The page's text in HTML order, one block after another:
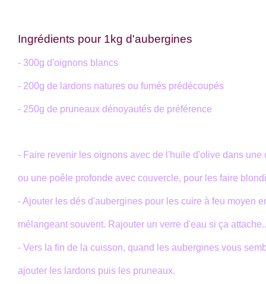
Ingrédients pour 1kg d'aubergines
- 300g d'oignons blancs
- 200g de lardons natures ou fumés prédécoupés
- 250g de pruneaux dénoyautés de préférence
- Faire revenir les oignons avec de l'huile d'olive dans une
ou une poêle profonde avec couvercle, pour les faire
- Ajouter les dés d'aubergines pour les cuire à feu moyen
mélangeant souvent. Rajouter un verre d'eau si ça
- Vers la fin de la cuisson, quand les aubergines vous
ajouter les lardons puis les pruneaux.